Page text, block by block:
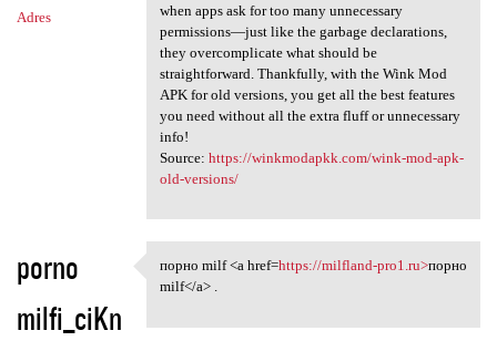
Adres
when apps ask for too many unnecessary
permissions—just like the garbage declarations,
they overcomplicate what should be
straightforward. Thankfully, with the Wink Mod
APK for old versions, you get all the best features
you need without all the extra fluff or unnecessary
info!
Source: https://winkmodapkk.com/wink-mod-apk-
old-versions/
porno
milfi_ciKn
порно milf <a href=https:/
порно milf <a href=https://milfland-pro1.ru>порно
milf</a> .